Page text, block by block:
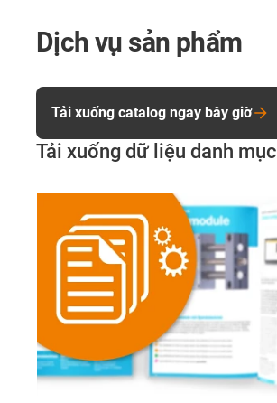
Dịch vụ sản phẩm
Tải xuống dữ liệu danh mục
Tải xuống catalog ngay bây giờ